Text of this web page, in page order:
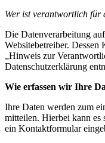
Wer ist verantwortlich für
Die Datenverarbeitung
Websitebetreiber.
„Hinweis zur
Datenschutzerklärung
Wie erfassen wir Ihre
Ihre Daten werden zum
mitteilen. Hierbei kann es
ein Kontaktformular